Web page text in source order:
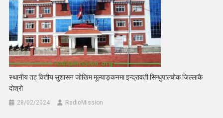
स्थानीय तह वित्तीय सुशासन जोखिम मूल्याङ्कनमा इन्द्रावती सिन्धुपाल्चोक जिल्लाकै
दोश्रो
28/02/2024 RadioMission